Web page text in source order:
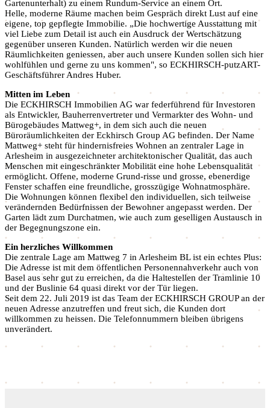
Gartenunterhalt) zu einem Rundum-Service an einem Ort.
Helle, moderne Räume machen beim Gespräch direkt Lust auf eine
eigene, top gepflegte Immobilie. „Die hochwertige Ausstattung mit
viel Liebe zum Detail ist auch ein Ausdruck der Wertschätzung
gegenüber unseren Kunden. Natürlich werden wir die neuen
Räumlichkeiten geniessen, aber auch unsere Kunden sollen sich hier
wohlfühlen und gerne zu uns kommen", so ECKHIRSCH-putzART-
Geschäftsführer Andres Huber.
Mitten im Leben
Die ECKHIRSCH Immobilien AG war federführend für Investoren
als Entwickler, Bauherrenvertreter und Vermarkter des Wohn- und
Bürogebäudes Mattweg+, in dem sich auch die neuen
Büroräumlichkeiten der Eckhirsch Group AG befinden. Der Name
Mattweg+ steht für hindernisfreies Wohnen an zentraler Lage in
Arlesheim in ausgezeichneter architektonischer Qualität, das auch
Menschen mit eingeschränkter Mobilität eine hohe Lebensqualität
ermöglicht. Offene, moderne Grund-risse und grosse, ebenerdige
Fenster schaffen eine freundliche, grosszügige Wohnatmosphäre.
Die Wohnungen können flexibel den individuellen, sich teilweise
verändernden Bedürfnissen der Bewohner angepasst werden. Der
Garten lädt zum Durchatmen, wie auch zum geselligen Austausch in
der Begegnungszone ein.
Ein herzliches Willkommen
Die zentrale Lage am Mattweg 7 in Arlesheim BL ist ein echtes Plus:
Die Adresse ist mit dem öffentlichen Personennahverkehr auch von
Basel aus sehr gut zu erreichen, da die Haltestellen der Tramlinie 10
und der Buslinie 64 quasi direkt vor der Tür liegen.
Seit dem 22. Juli 2019 ist das Team der ECKHIRSCH GROUP an der
neuen Adresse anzutreffen und freut sich, die Kunden dort
willkommen zu heissen. Die Telefonnummern bleiben übrigens
unverändert.